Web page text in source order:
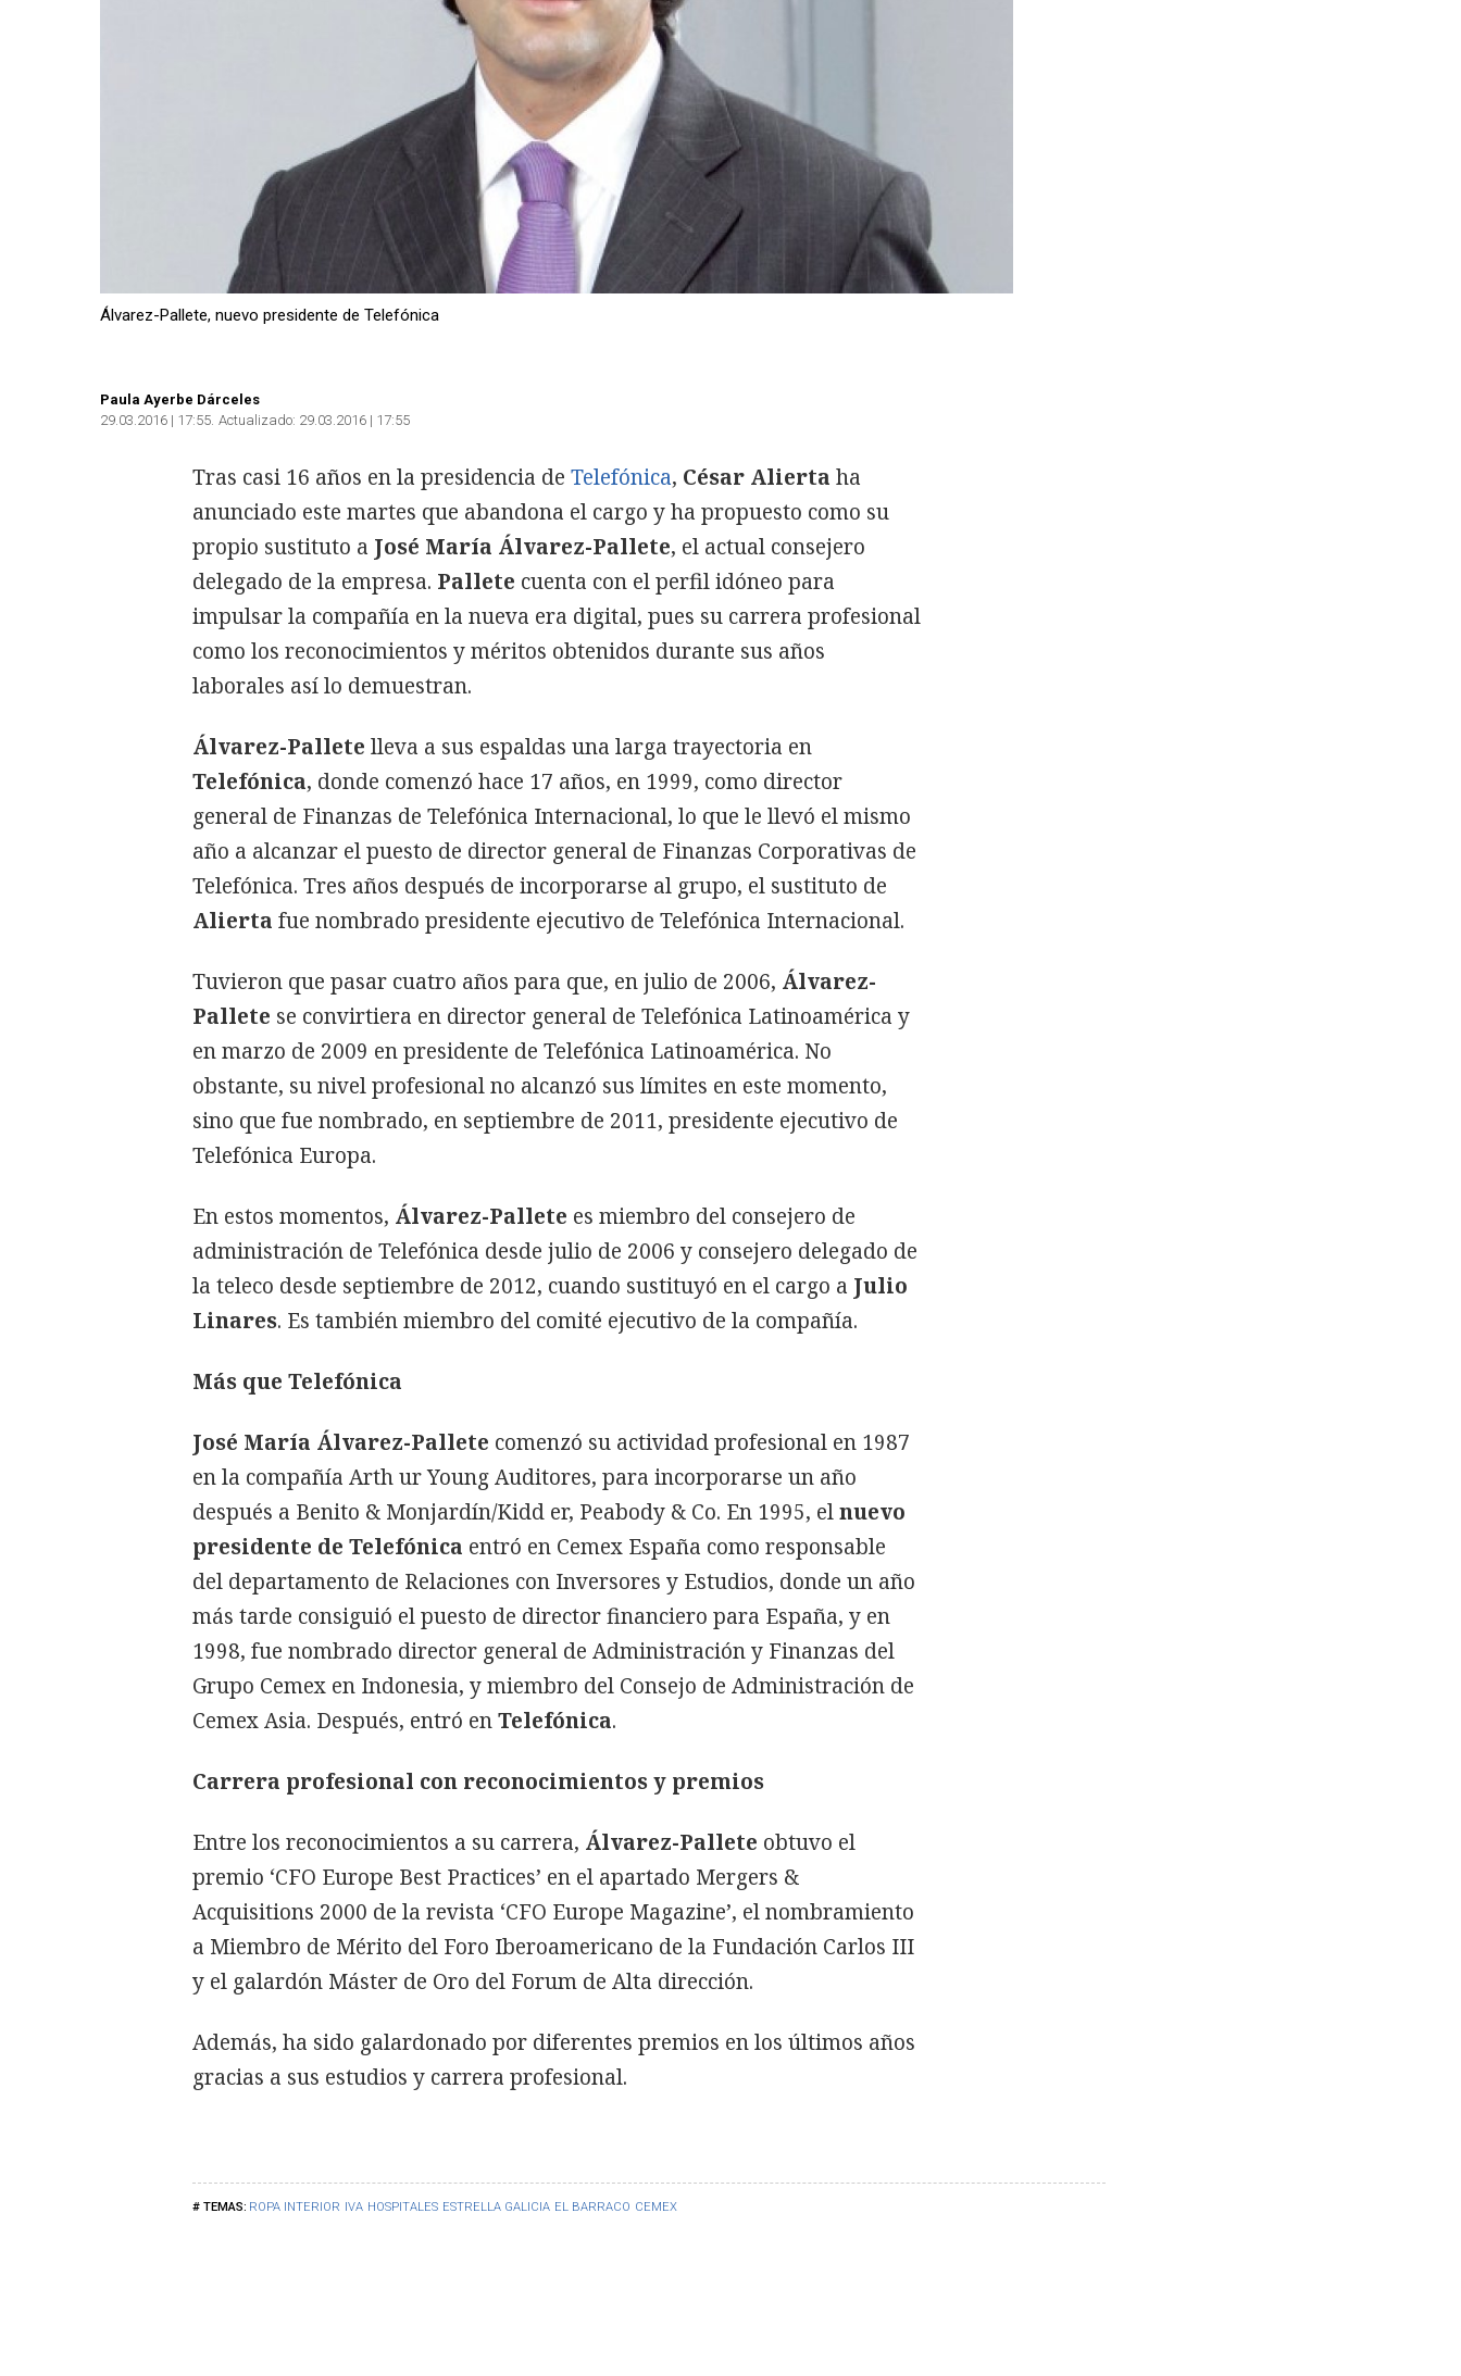
Álvarez-Pallete, nuevo presidente de Telefónica
Paula Ayerbe Dárceles
29.03.2016 | 17:55 Actualizado: 29.03.2016 | 17:55
ROPA INTERIOR IVA HOSPITALES ESTRELLA GALICIA EL BARRACO CEMEX
Tras casi 16 años en la presidencia de Telefónica, César Alierta ha
anunciado este martes que abandona el cargo y ha propuesto como su
propio sustituto a José María Álvarez-Pallete, el actual consejero
delegado de la empresa. Pallete cuenta con el perfil idóneo para
impulsar la compañía en la nueva era digital, pues su carrera profesional
como los reconocimientos y méritos obtenidos durante sus años
laborales así lo demuestran.
Álvarez-Pallete lleva a sus espaldas una larga trayectoria en
Telefónica, donde comenzó hace 17 años, en 1999, como director
general de Finanzas de Telefónica Internacional, lo que le llevó el mismo
año a alcanzar el puesto de director general de Finanzas Corporativas de
Telefónica. Tres años después de incorporarse al grupo, el sustituto de
Alierta fue nombrado presidente ejecutivo de Telefónica Internacional.
Tuvieron que pasar cuatro años para que, en julio de 2006, Álvarez-
Pallete se convirtiera en director general de Telefónica Latinoamérica y
en marzo de 2009 en presidente de Telefónica Latinoamérica. No
obstante, su nivel profesional no alcanzó sus límites en este momento,
sino que fue nombrado, en septiembre de 2011, presidente ejecutivo de
Telefónica Europa.
En estos momentos, Álvarez-Pallete es miembro del consejero de
administración de Telefónica desde julio de 2006 y consejero delegado de
la teleco desde septiembre de 2012, cuando sustituyó en el cargo a Julio
Linares. Es también miembro del comité ejecutivo de la compañía.
Más que Telefónica
José María Álvarez-Pallete comenzó su actividad profesional en 1987
en la compañía Arth ur Young Auditores, para incorporarse un año
después a Benito & Monjardín/Kidd er, Peabody & Co. En 1995, elnuevo
presidente de Telefónica entró en Cemex España como responsable
del departamento de Relaciones con Inversores y Estudios, donde un año
más tarde consiguió el puesto de director financiero para España, y en
1998, fue nombrado director general de Administración y Finanzas del
Grupo Cemex en Indonesia, y miembro del Consejo de Administración de
Cemex Asia. Después, entró enTelefónica.
Carrera profesional con reconocimientos y premios
Entre los reconocimientos a su carrera, Álvarez-Pallete obtuvo el
premio ‘CFO Europe Best Practices’ en el apartado Mergers &
Acquisitions 2000 de la revista ‘CFO Europe Magazine’, el nombramiento
a Miembro de Mérito del Foro Iberoamericano de la Fundación Carlos III
y el galardón Máster de Oro del Forum de Alta dirección.
Además, ha sido galardonado por diferentes premios en los últimos años
gracias a sus estudios y carrera profesional.